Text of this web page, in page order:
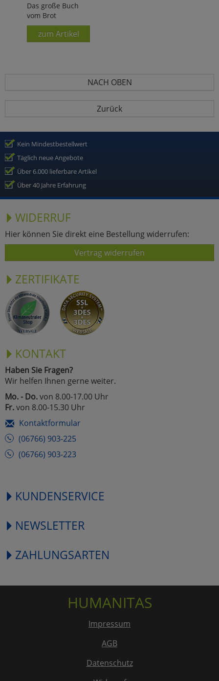
Das große Buch
vom Brot
zum Artikel
NACH OBEN
Zurück
Kein Mindestbestellwert
Täglich neue Angebote
Über 6.000 lieferbare Artikel
Über 40 Jahre Erfahrung
WIDERRUF
Hier können Sie direkt eine Bestellung widerrufen:
Vertrag widerrufen
ZERTIFIKATE
KONTAKT
Haben Sie Fragen?
Wir helfen Ihnen gerne weiter.
Mo. - Do.von 8.00-17.00 Uhr
Fr.von 8.00-15.30 Uhr
Kontaktformular
(06766) 903-225
(06766) 903-223
KUNDENSERVICE
NEWSLETTER
ZAHLUNGSARTEN
HUMANITAS
Impressum
AGB
Datenschutz